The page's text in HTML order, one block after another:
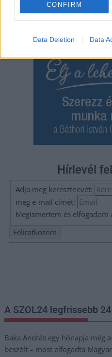
CONFIRM
Data Deletion Data
Hírlevél
Adja meg keresztnevét:
meg e-mail címét:
Megismertem és elfogadom
A SZOL24 legfrissebb
Baka András egy hónapja még
beszélt – most elfogadta